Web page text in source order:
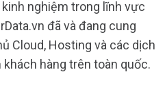
nghiệm trong lĩnh vực
đã và đang cung
Cloud, Hosting và các dịch
hàng trên toàn quốc.